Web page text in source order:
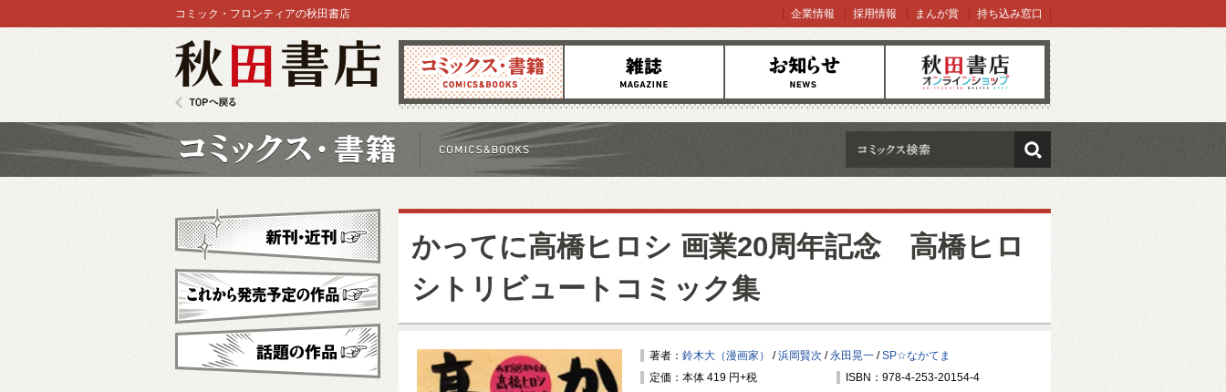
コミックス 雑誌 お知らせ オンラインショップ
コミック・フロンティアの秋田書店 企業情報 採用情報 まんが賞 持ち込み窓口
検索
かってに高橋ヒロシ 画業20周年記念 高橋ヒロ
シトリビュートコミック集
著者： 鈴木大（漫画家） /浜岡賢次 /永田晃一 /SP☆なかてま
定価：本体 419 円+税
ISBN：978-4-253-20154-4
新刊・近刊
これから発売予定